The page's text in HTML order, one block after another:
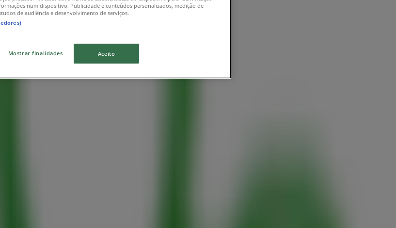
num dispositivo. Publicidade e conteúdos personalizados, medição de
de audiência e desenvolvimento de serviços.
Mostrar finalidades Aceito